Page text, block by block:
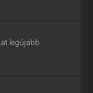
legújabb